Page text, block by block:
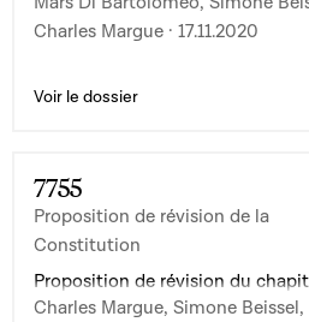
Charles Margue · 17.11.2020
Voir le dossier
7755
Proposition de révision de la
Constitution
Proposition de révision du
Charles Margue, Simone